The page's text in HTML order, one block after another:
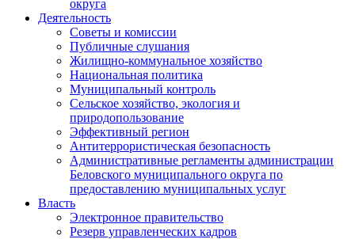
округа
Деятельность
Советы и комиссии
Публичные слушания
Жилищно-коммунальное хозяйство
Национальная политика
Муниципальный контроль
Сельское хозяйство, экология и
природопользование
Эффективный регион
Антитеррористическая безопасность
Административные регламенты администрации
Беловского муниципального округа по
предоставлению муниципальных услуг
Власть
Электронное правительство
Резерв управленческих кадров